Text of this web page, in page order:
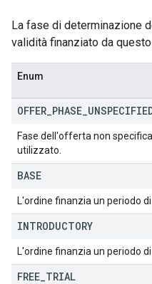
La fase di determinazione
validità finanziato da
Enum
OFFER PHASE
Fase dell'offerta non
utilizzato.
BASE
L'ordine finanzia un periodo
INTRODUCTORY
L'ordine finanzia un periodo
FREE TRIAL